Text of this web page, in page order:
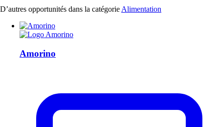
D’autres opportunités dans la catégorie Alimentation
Amorino